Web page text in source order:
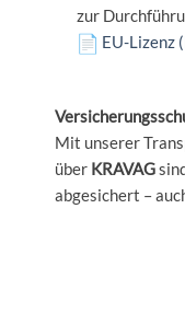
zur
EU-Lizenz
Mit unserer
über KRAVAG
abgesichert –